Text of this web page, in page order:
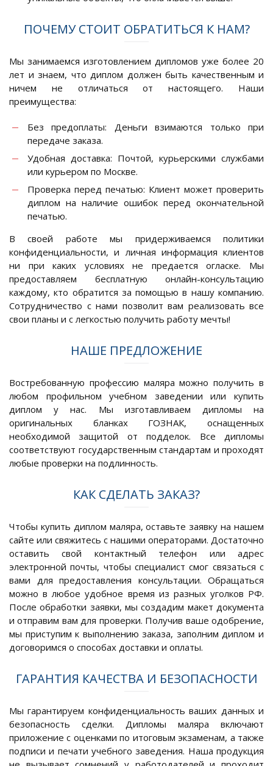
ПОЧЕМУ СТОИТ ОБРАТИТЬСЯ К НАМ?
Мы занимаемся изготовлением дипломов уже более 20
лет и знаем, что диплом должен быть качественным и
ничем не отличаться от настоящего. Наши
преимущества:
Без предоплаты: Деньги взимаются только при
передаче заказа.
Удобная доставка: Почтой, курьерскими службами
или курьером по Москве.
Проверка перед печатью: Клиент может проверить
диплом на наличие ошибок перед окончательной
печатью.
В своей работе мы придерживаемся политики
конфиденциальности, и личная информация клиентов
ни при каких условиях не предается огласке. Мы
предоставляем бесплатную онлайн-консультацию
каждому, кто обратится за помощью в нашу компанию.
Сотрудничество с нами позволит вам реализовать все
свои планы и с легкостью получить работу мечты!
НАШЕ ПРЕДЛОЖЕНИЕ
Востребованную профессию маляра можно получить в
любом профильном учебном заведении или купить
диплом у нас. Мы изготавливаем дипломы на
оригинальных бланках ГОЗНАК, оснащенных
необходимой защитой от подделок. Все дипломы
соответствуют государственным стандартам и проходят
любые проверки на подлинность.
КАК СДЕЛАТЬ ЗАКАЗ?
Чтобы купить диплом маляра, оставьте заявку на нашем
сайте или свяжитесь с нашими операторами. Достаточно
оставить свой контактный телефон или адрес
электронной почты, чтобы специалист смог связаться с
вами для предоставления консультации. Обращаться
можно в любое удобное время из разных уголков РФ.
После обработки заявки, мы создадим макет документа
и отправим вам для проверки. Получив ваше одобрение,
мы приступим к выполнению заказа, заполним диплом и
договоримся о способах доставки и оплаты.
ГАРАНТИЯ КАЧЕСТВА И БЕЗОПАСНОСТИ
Мы гарантируем конфиденциальность ваших данных и
безопасность сделки. Дипломы маляра включают
приложение с оценками по итоговым экзаменам, а также
подписи и печати учебного заведения. Наша продукция